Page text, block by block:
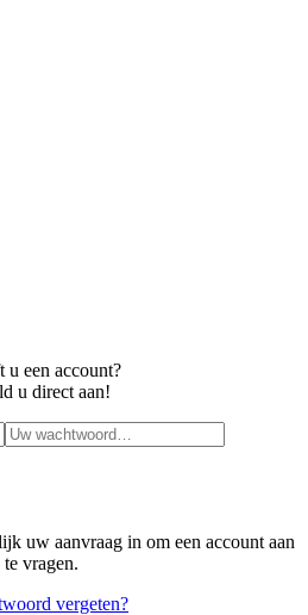
u een account?
u direct aan!
uw aanvraag in om een account aan
te vragen.
vergeten?